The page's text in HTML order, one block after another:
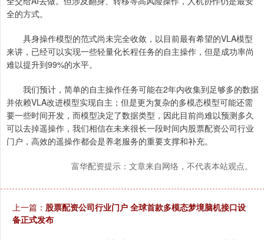
全的方式。
具身操作模型的范式尚未完全收敛，以目前最有希望的VLA模型
来讲，已经可以实现一些轻量化长程任务的自主操作，但是成功率尚
难以提升到99%的水平。
我们预计，简单的自主操作任务可能在2年内收集到足够多的数据
并依赖VLA改进模型实现自主；但是更为复杂的多模态模型可能还需
要一些时间开发，而模型决定了数据类型，因此目前尚难以预测多久
可以去掉遥操作，我们相信在未来很长一段时间内股票配资公司行业
门户，高效的遥操作都会是养老服务的重要支撑和补充。
富华配资提示：文章来自网络，不代表本站观点。
上一篇： 股票配资公司行业门户 全球首款多模态梦境脑机接口设
备正式发布